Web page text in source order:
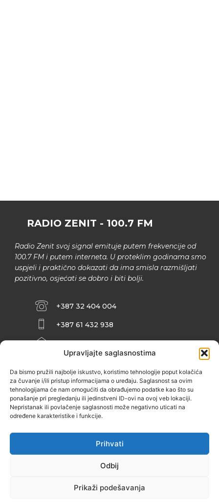
Upravljajte saglasnostima
Da bismo pružili najbolje iskustvo, koristimo tehnologije poput kolačića
za čuvanje i/ili pristup informacijama o uređaju. Saglasnost sa ovim
tehnologijama će nam omogućiti da obrađujemo podatke kao što su
ponašanje pri pregledanju ili jedinstveni ID-ovi na ovoj veb lokaciji.
Nepristanak ili povlačenje saglasnosti može negativno uticati na
određene karakteristike i funkcije.
Prihvati
Odbij
Prikaži podešavanja
RADIO ZENIT - 100.7 FM
Radio Zenit svoj signal emituje putem frekvencije od
100.7 FM i putem interneta. U proteklim godinama smo
uspjeli i praktično dokazati da ima smisla razmišljati
pozitivno, osjećati se dobro i biti bolji.
+387 32 404 004
+387 61 432 938
INFO@ZENIT.BA
ZENIČANKA, 3. SPRAT), 72000 ZENICA